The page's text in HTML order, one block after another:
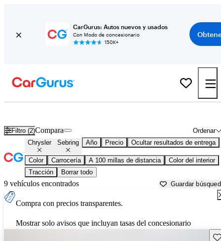
CarGurus: Autos nuevos y usados
Con Modo de concesionario
150K+
Filtro (2) Ordenar
Compara
Chrysler Sebring Año Precio Ocultar resultados de entrega
Color Carrocería A 100 millas de distancia
Color del interior
Tracción
Borrar todo
9 vehículos encontrados Guardar
Compra con precios transparentes.
Mostrar solo avisos que incluyan tasas del concesionario